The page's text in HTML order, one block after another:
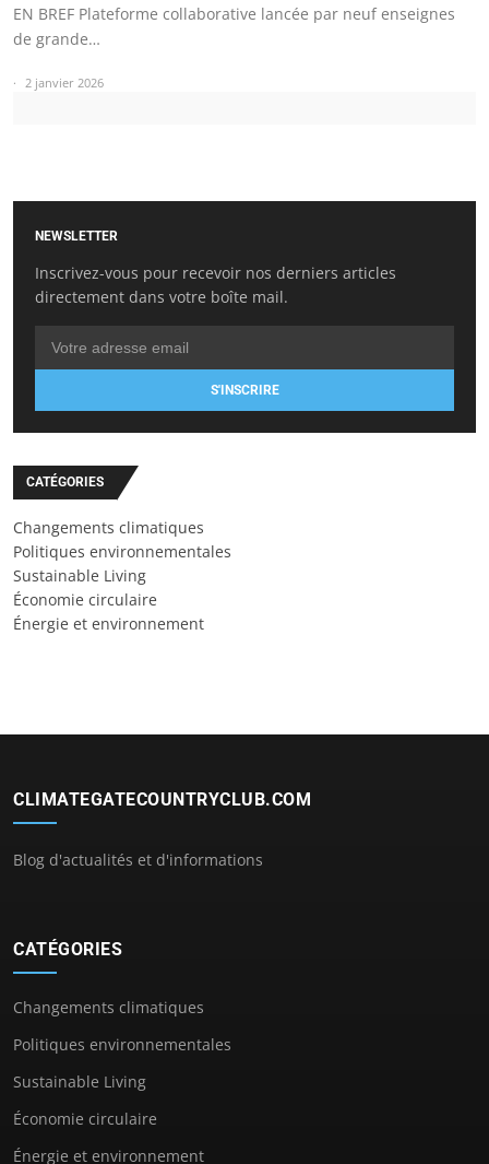
EN BREF Plateforme collaborative lancée par neuf enseignes
de grande…
2 janvier 2026
NEWSLETTER
Inscrivez-vous pour recevoir nos derniers articles
directement dans votre boîte mail.
S'INSCRIRE
CATÉGORIES
Changements climatiques
Politiques environnementales
Sustainable Living
Économie circulaire
Énergie et environnement
CLIMATEGATECOUNTRYCLUB.COM
Blog d'actualités et d'informations
CATÉGORIES
Changements climatiques
Politiques environnementales
Sustainable Living
Économie circulaire
Énergie et environnement